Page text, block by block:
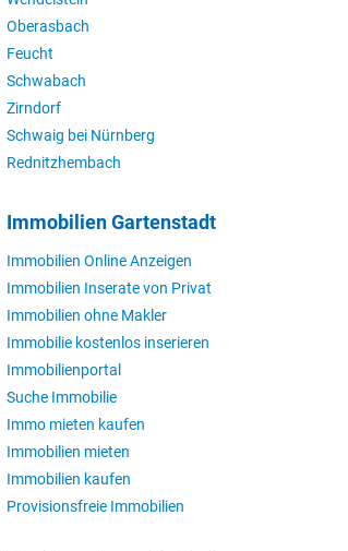
Oberasbach
Feucht
Schwabach
Zirndorf
Schwaig bei Nürnberg
Rednitzhembach
Immobilien Gartenstadt
Immobilien Online Anzeigen
Immobilien Inserate von Privat
Immobilien ohne Makler
Immobilie kostenlos inserieren
Immobilienportal
Suche Immobilie
Immo mieten kaufen
Immobilien mieten
Immobilien kaufen
Provisionsfreie Immobilien